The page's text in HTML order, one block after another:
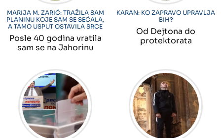
" alt="">
MARIJA M. ZARIĆ: TRAŽILA SAM
PLANINU KOJE SAM SE SEĆALA,
A TAMO USPUT OSTAVILA SRCE
Posle 40 godina vratila
sam se na Jahorinu
" alt="">
KARAN: KO ZAPRAVO UPRAVLJA
BIH?
Od Dejtona do
protektorata